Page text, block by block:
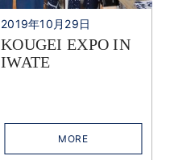
2019年10月29日
KOUGEI EXPO IN
IWATE
MORE